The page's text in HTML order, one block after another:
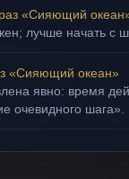
«Сияющий
лучше начать с
«Сияющий океан»
явно: время
очевидного шага».